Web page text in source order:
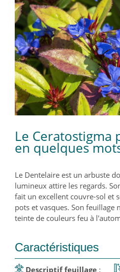
Le Ceratostigma
en quelques
Le Dentelaire est un arbuste
lumineux attire les regards.
fait un excellent couvre-sol et
pots et vasques. Son feuillage
teinte de couleurs feu à
Caractéristiques
Descriptif feuillage :